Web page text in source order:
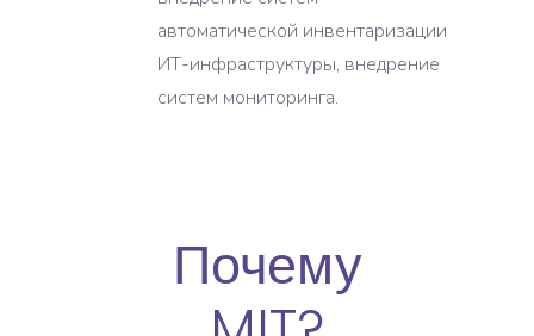
автоматической инвентаризации
ИТ-инфраструктуры, внедрение
систем мониторинга.
Почему